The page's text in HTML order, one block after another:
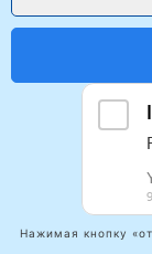
Нажимая кнопку